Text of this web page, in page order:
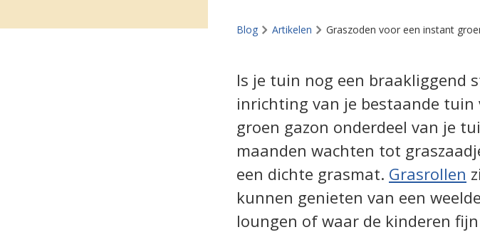
Blog Artikelen Graszoden voor een instant
Is je tuin nog een braakliggend
inrichting van je bestaande tuin
groen gazon onderdeel van je
maanden wachten tot
een dichte grasmat. Grasrollen
kunnen genieten van een
loungen of waar de kinderen